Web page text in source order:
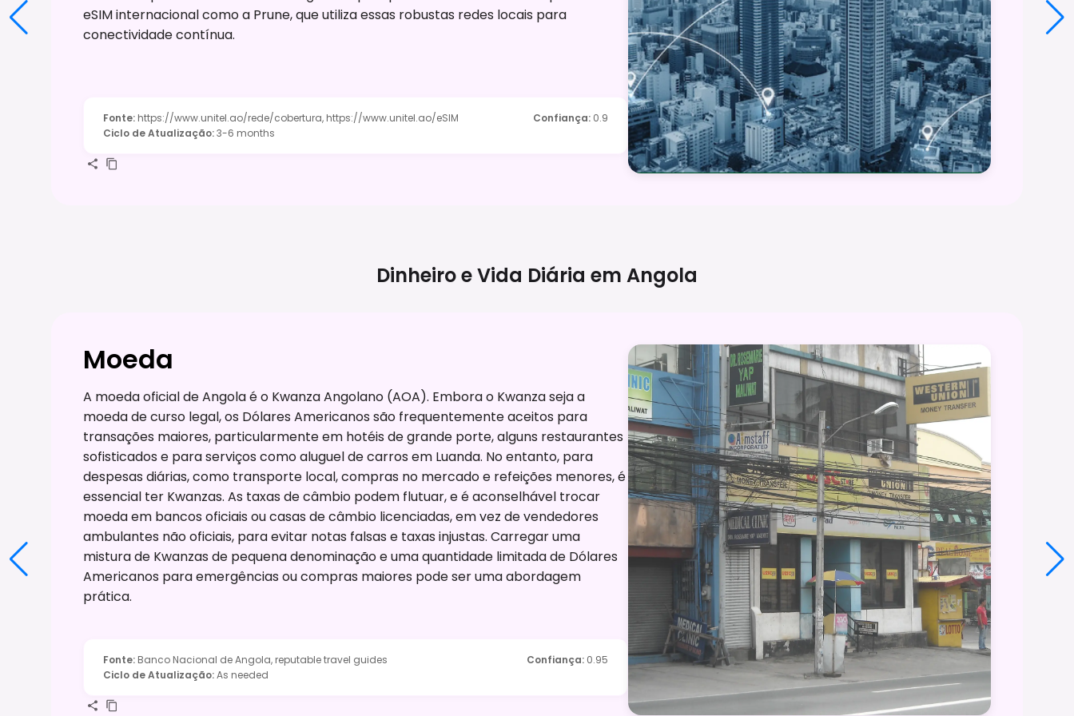
eSIM internacional como a Prune, que utiliza essas robustas redes locais para
conectividade contínua.
Fonte: https://www.unitel.ao/rede/cobertura, https://www.unitel.ao/eSIM Confiança: 0.9
Ciclo de Atualização:3-6 months
Dinheiro e Vida Diária em Angola
Moeda
A moeda oficial de Angola é o Kwanza Angolano (AOA). Embora o Kwanza seja a
moeda de curso legal, os Dólares Americanos são frequentemente aceitos para
transações maiores, particularmente em hotéis de grande porte, alguns restaurantes
sofisticados e para serviços como aluguel de carros em Luanda. No entanto, para
despesas diárias, como transporte local, compras no mercado e refeições menores, é
essencial ter Kwanzas. As taxas de câmbio podem flutuar, e é aconselhável trocar
moeda em bancos oficiais ou casas de câmbio licenciadas, em vez de vendedores
ambulantes não oficiais, para evitar notas falsas e taxas injustas. Carregar uma
mistura de Kwanzas de pequena denominação e uma quantidade limitada de Dólares
Americanos para emergências ou compras maiores pode ser uma abordagem
prática.
Fonte: Banco Nacional de Angola, reputable travel guides Confiança: 0.95
Ciclo de Atualização:As needed